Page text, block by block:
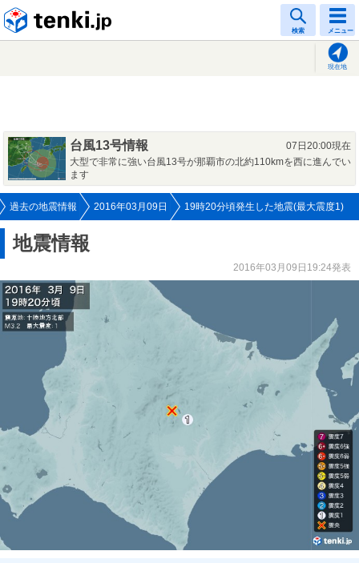
検索 メニュー
現在地
台風13号情報
07日20:00現在
大型で非常に強い台風13号が那覇市の北約110kmを西に進んでい
ます
過去の地震情報 2016年03月09日 19時20分頃発生した地震(最大震度1)
地震情報
2016年03月09日19:24発表